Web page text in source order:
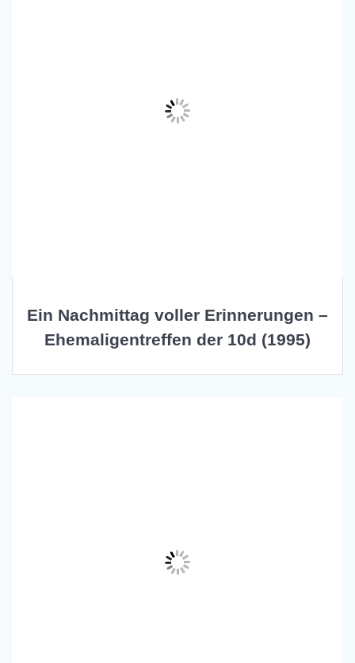
Ein Nachmittag voller Erinnerungen –
Ehemaligentreffen der 10d (1995)